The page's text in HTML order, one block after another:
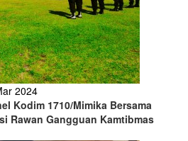
2024
Kodim 1710/Mimika Bersama
Rawan Gangguan Kamtibmas